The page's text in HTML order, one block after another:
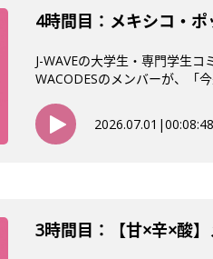
4時間目：メキシコ・ポ
J-WAVEの大学生・専門学生
WACODESのメンバーが、「
2026.07.01 |00:08:48
3時間目：【甘×辛×酸】